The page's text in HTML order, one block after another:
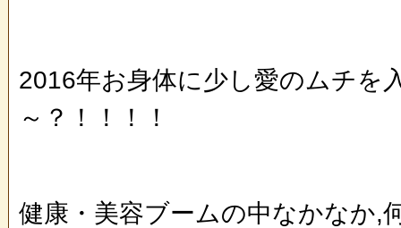
2016年お身体に少し愛のムチを
～？！！！！
健康・美容ブームの中なかなか,